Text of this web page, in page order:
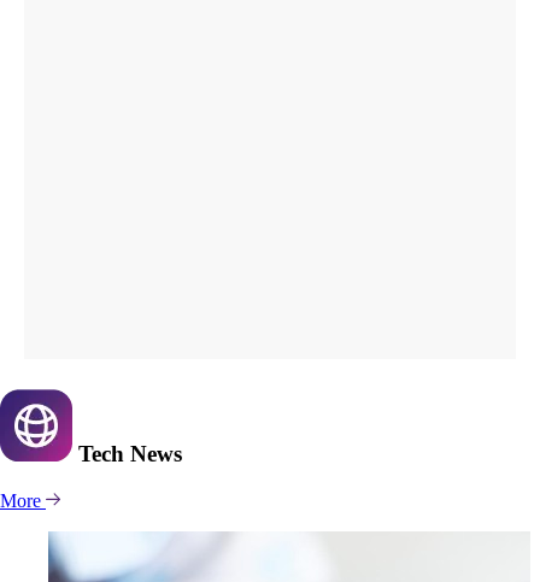
Tech News
More